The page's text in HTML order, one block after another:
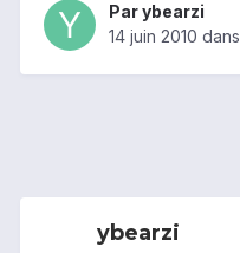
Parybearzi
14 juin 2010 dans
ybearzi